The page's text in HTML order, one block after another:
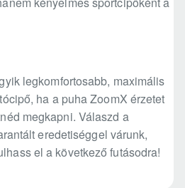
legkomfortosabb, maximális
ha a puha ZoomX érzetet
megkapni. Válaszd a
eredetiséggel várunk,
el a következő futásodra!